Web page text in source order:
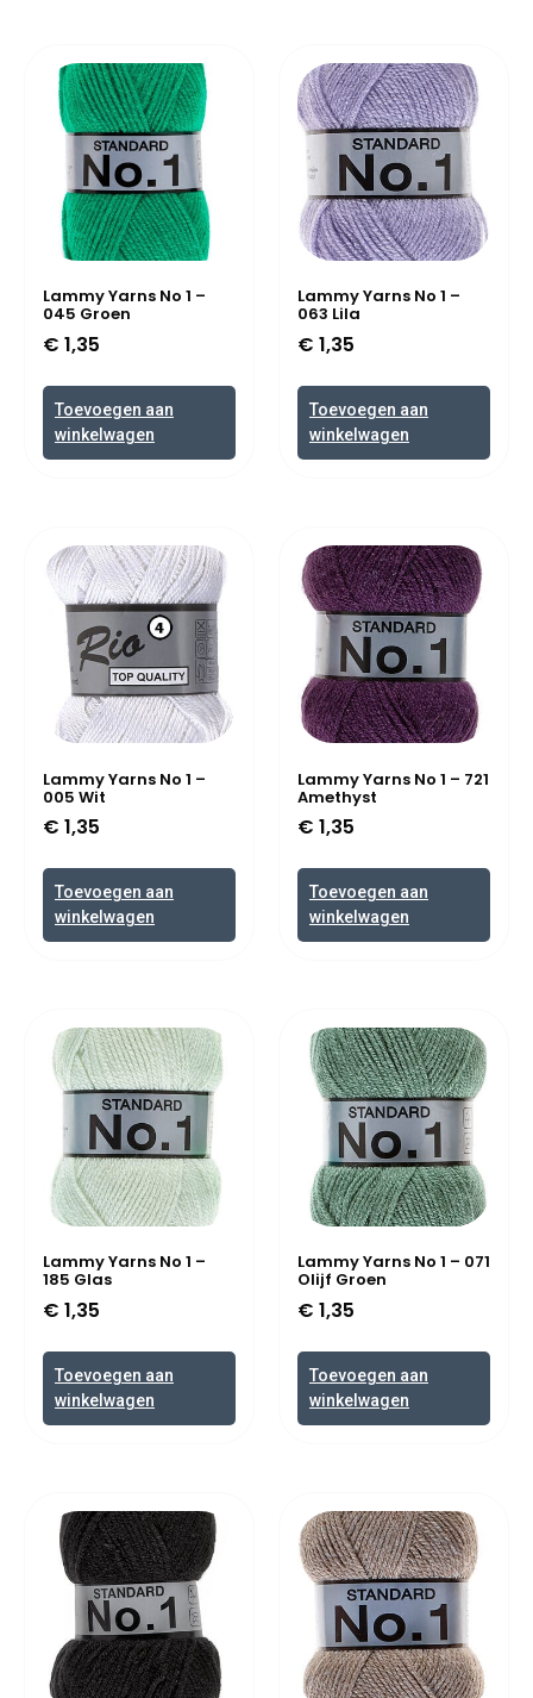
Lammy Yarns No 1 –
045 Groen
€ 1,35
Toevoegen aan
winkelwagen
Lammy Yarns No 1 –
063 Lila
€ 1,35
Toevoegen aan
winkelwagen
Lammy Yarns No 1 –
005 Wit
€ 1,35
Toevoegen aan
winkelwagen
Lammy Yarns No 1 – 721
Amethyst
€ 1,35
Toevoegen aan
winkelwagen
Lammy Yarns No 1 –
185 Glas
€ 1,35
Toevoegen aan
winkelwagen
Lammy Yarns No 1 – 071
Olijf Groen
€ 1,35
Toevoegen aan
winkelwagen